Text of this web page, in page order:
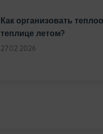
Как организовать
теплице летом?
27.02.2026